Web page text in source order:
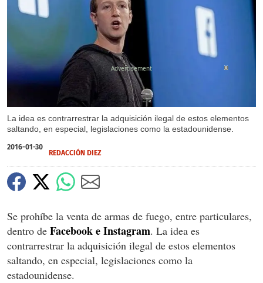
La idea es contrarrestrar la adquisición ilegal de estos elementos
saltando, en especial, legislaciones como la estadounidense.
X
2016-01-30
REDACCIÓN DIEZ
Se prohíbe la venta de armas de fuego, entre particulares,
dentro de Facebook e Instagram. La idea es
contrarrestrar la adquisición ilegal de estos elementos
saltando, en especial, legislaciones como la
estadounidense.